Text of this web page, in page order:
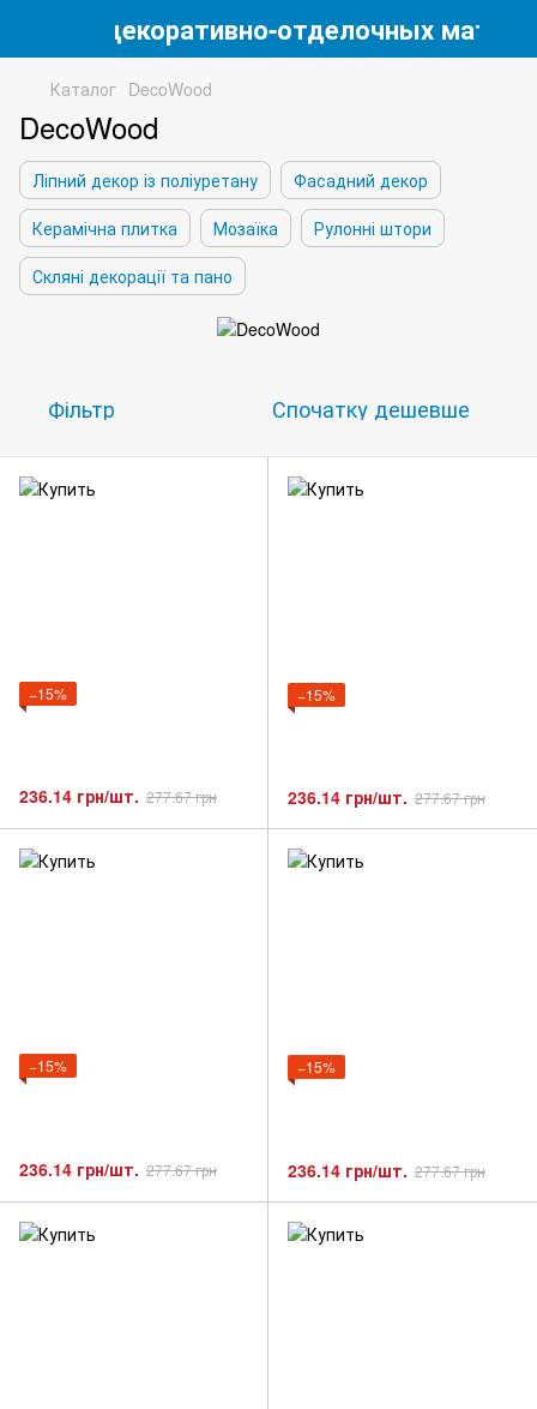
декоративно-отделочных
Каталог DecoWood
DecoWood
Ліпний декор із поліуретану
Фасадний декор
Керамічна плитка
Мозаїка
Рулонні штори
Скляні декорації та пано
Фільтр Спочатку дешевше
−15%
236.14 грн/шт. 277.67 грн
−15%
236.14 грн/шт. 277.67 грн
−15%
236.14 грн/шт. 277.67 грн
−15%
236.14 грн/шт. 277.67 грн